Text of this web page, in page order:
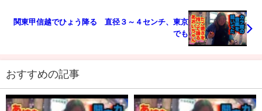
関東甲信越でひょう降る 直径３～４センチ、東京
でも
おすすめの記事